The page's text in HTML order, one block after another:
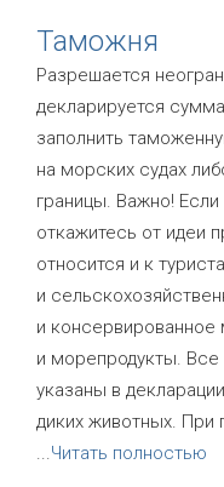
Таможня
Разрешается
декларируется
заполнить
на морских судах
границы. Важно!
откажитесь от идеи
относится и к
и
и консервированное
и морепродукты.
указаны в
диких животных. При
...Читать полностью